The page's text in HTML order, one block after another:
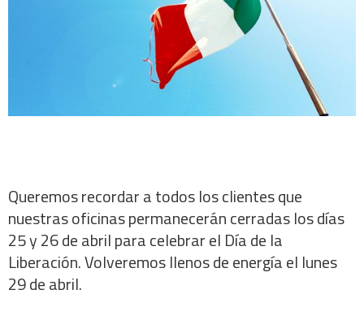
Queremos recordar a todos los clientes que
nuestras oficinas permanecerán cerradas los días
25 y 26 de abril para celebrar el Día de la
Liberación. Volveremos llenos de energía el lunes
29 de abril.